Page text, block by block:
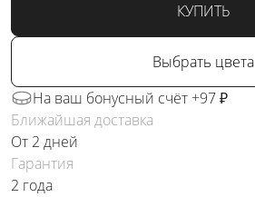
КУПИТЬ
Выбрать цвета
На ваш бонусный счёт +97 ₽
Ближайшая доставка
От 2 дней
Гарантия
2 года